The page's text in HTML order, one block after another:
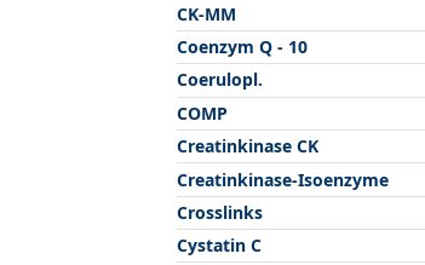
CK-MM
Coenzym Q - 10
Coerulopl.
COMP
Creatinkinase CK
Creatinkinase-Isoenzyme
Crosslinks
Cystatin C